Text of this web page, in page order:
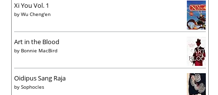
Xi You Vol. 1
by Wu Cheng'en
Art in the Blood
by Bonnie MacBird
Oidipus Sang Raja
by Sophocles